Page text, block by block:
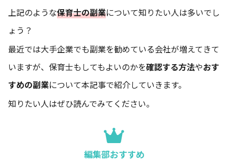
上記のような保育士の副業について知りたい人は多いでし
ょう？
最近では大手企業でも副業を勧めている会社が増えてきて
いますが、保育士もしてもよいのかを確認する方法やおす
すめの副業について本記事で紹介していきます。
知りたい人はぜひ読んでみてください。
編集部おすすめ